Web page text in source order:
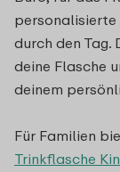
personalisierte
durch den
deine Flasche
deinem
Für Familien
Trinkflasche